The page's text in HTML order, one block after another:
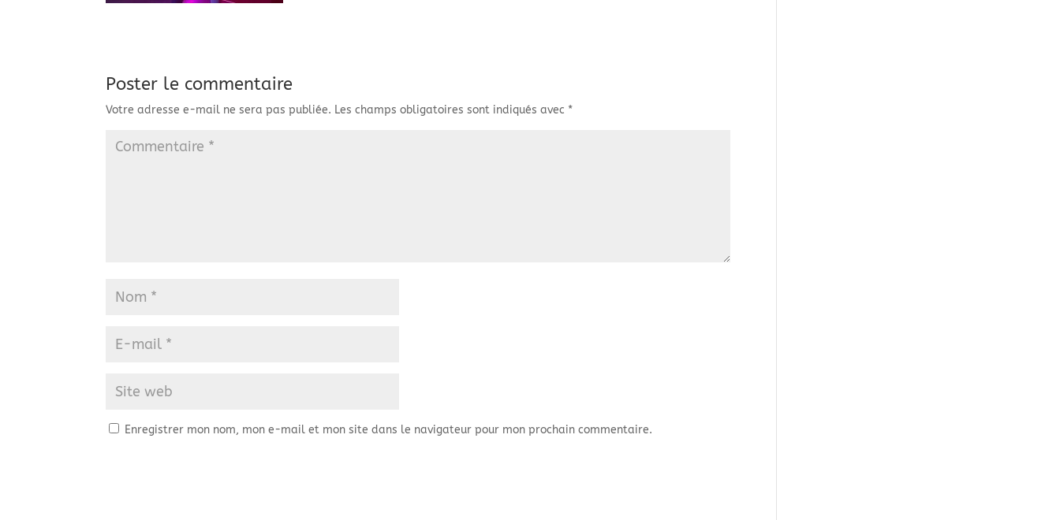
Poster le commentaire
Votre adresse e-mail ne sera pas publiée. Les champs obligatoires sont indiqués avec *
Enregistrer mon nom, mon e-mail et mon site dans le navigateur pour mon prochain commentaire.